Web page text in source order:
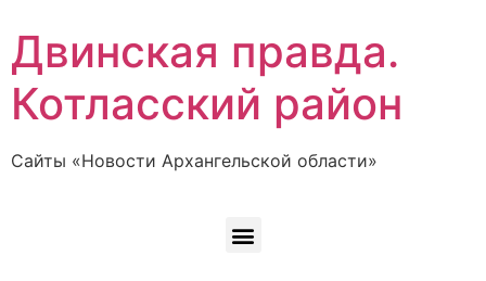
Двинская правда.
Котласский район
Сайты «Новости Архангельской области»